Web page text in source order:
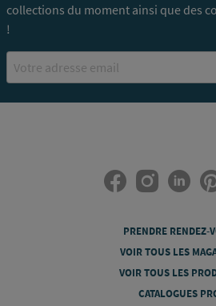
collections du moment ainsi que des
!
PRENDRE RENDEZ-
VOIR TOUS LES
VOIR TOUS LES
CATALOGUES